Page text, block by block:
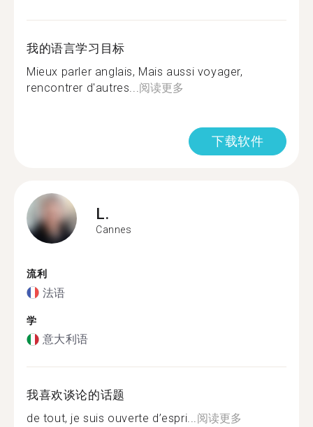
我的语言学习目标
Mieux parler anglais, Mais aussi voyager,
rencontrer d'autres...阅读更多
下载软件
L.
Cannes
流利
法语
学
意大利语
我喜欢谈论的话题
de tout, je suis ouverte d’espri...阅读更多